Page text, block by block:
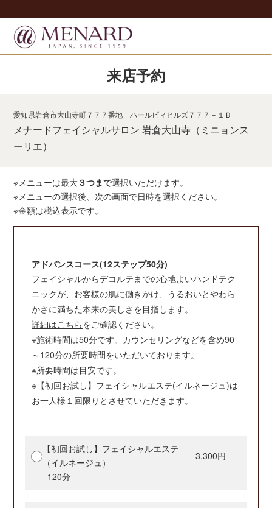
来店予約
愛知県岩倉市大山寺町７７７番地 ハールピィヒルズ７７７－１Ｂ
メナードフェイシャルサロン 岩倉大山寺（ミニョンス
ーリエ）
※メニューは最大３つまで選択いただけます。
※メニューの選択後、次の画面で日時を選択ください。
※金額は税込表示です。
アドバンスコース(12ステップ50分)
フェイシャルからデコルテまでの心地よいハンドテク
ニックが、お客様の肌に働きかけ、うるおいとやわら
かさに満ちた本来の美しさを目指します。
詳細はこちらをご確認ください。
※施術時間は50分です。カウンセリングなどを含め90
～120分の所要時間をいただいております。
※所要時間は目安です。
※【初回お試し】フェイシャルエステ(イルネージュ)は
お一人様１回限りとさせていただきます。
【初回お試し】フェイシャルエステ
（イルネージュ）
3,300円
120分